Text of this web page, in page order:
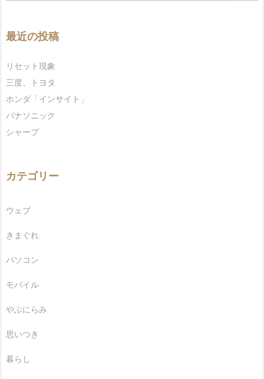
最近の投稿
リセット現象
三度、トヨタ
ホンダ「インサイト」
パナソニック
シャープ
カテゴリー
ウェブ
きまぐれ
パソコン
モバイル
やぶにらみ
思いつき
暮らし